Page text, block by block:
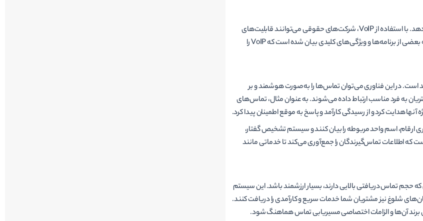
الوویپ، طیف گسترده‌­ای از ویژگی­‌های کاربردی مختص صنعت خدمات حقوقی را ارائه می­‌دهد. با استفاده از VoIP، شرکت‌های حقوقی می‌توانند قابلیت‌های
ارتباطی خود را گسترش دهند؛ گردش کار را ساده‌تر و خدمات مشتری را بهتر سازند. در ادامه بعضی از برنامه­‌ها و ویژگی‌های کلیدی بیان شده است که VoIP را
در این فناوری می­‌توان تماس‌­ها را به صورت هوشمند و بر
به فرد مناسب ارتباط داده می­‌شوند. به عنوان مثال، تماس‌های
هدایت کرد و از رسیدگی کارآمد و پاسخ به موقع اطمینان پیدا کرد.
ارقام، اسم واحد مربوطه را بیان کنند و سیستم تشخیص گفتار،
که اطلاعات تماس‌گیرندگان را جمع‌آوری می‌کند تا خدماتی مانند
تماس دریافتی بالایی دارند، بسیار ارزشمند باشد. این سیستم
شلوغ نیز مشتریان شما خدمات سریع و کارآمدی را دریافت کنند.
آن­‌ها و الزامات اختصاصی مسیریابی تماس هماهنگ شود.